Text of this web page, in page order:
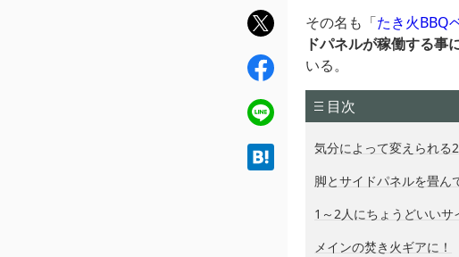
その名も 「たき火BBQ
ドパネルが稼働する事
いる。
目次
気分によって変えられる
脚とサイドパネルを畳ん
1～2人にちょうどいいサ
メインの焚き火ギアに！
twit
ter
fac
ebo
ok
line
hat
ena